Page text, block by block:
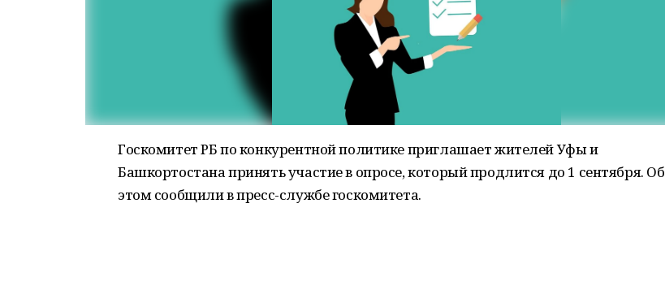
Госкомитет РБ по конкурентной политике приглашает жителей Уфы и
Башкортостана принять участие в опросе, который продлится до 1 сентября. Об
этом сообщили в пресс-службе госкомитета.